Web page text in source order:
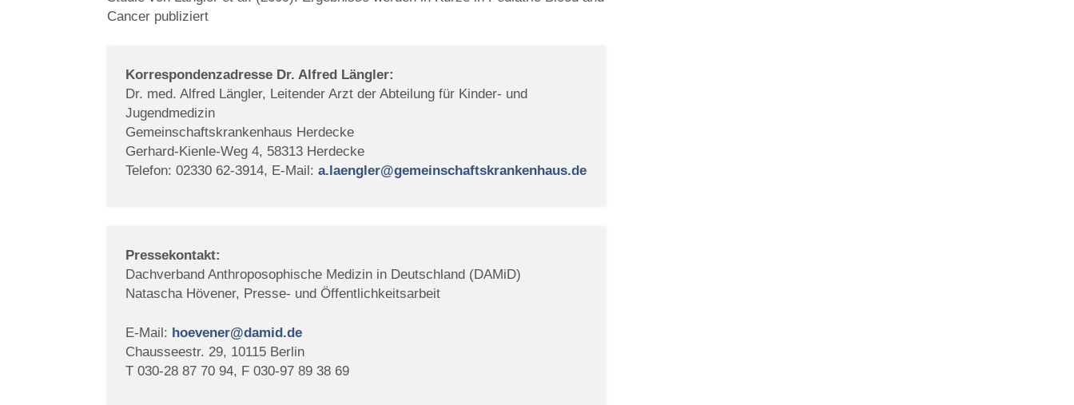
Cancer publiziert
Korrespondenzadresse Dr. Alfred Längler:
Dr. med. Alfred Längler, Leitender Arzt der Abteilung für Kinder- und
Jugendmedizin
Gemeinschaftskrankenhaus Herdecke
Gerhard-Kienle-Weg 4, 58313 Herdecke
Telefon: 02330 62-3914, E-Mail:a.laengler@gemeinschaftskrankenhaus.de
Pressekontakt:
Dachverband Anthroposophische Medizin in Deutschland (DAMiD)
Natascha Hövener, Presse- und Öffentlichkeitsarbeit
E-Mail: hoevener@damid.de
Chausseestr. 29, 10115 Berlin
T 030-28 87 70 94, F 030-97 89 38 69